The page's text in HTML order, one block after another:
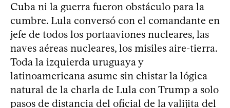
Cuba ni la guerra fueron obstáculo para la
cumbre. Lula conversó con el comandante en
jefe de todos los portaaviones nucleares, las
naves aéreas nucleares, los misiles aire-tierra.
Toda la izquierda uruguaya y
latinoamericana asume sin chistar la lógica
natural de la charla de Lula con Trump a solo
pasos de distancia del oficial de la valijita del